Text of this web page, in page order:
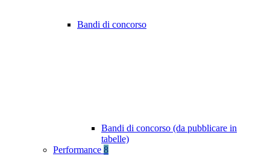
Bandi di concorso
Bandi di concorso (da pubblicare in
tabelle)
Performance 8